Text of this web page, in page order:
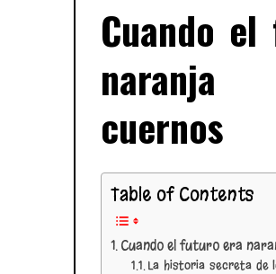
Cuando
cuernos
Table of Contents
Cuando el futuro era
La historia secreta de